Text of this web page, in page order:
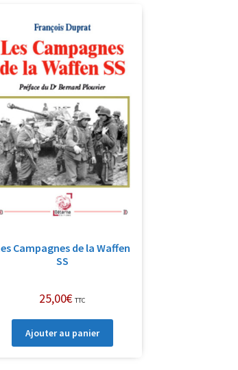
Campagnes de la Waffen
SS
25,00€ TTC
Ajouter au panier